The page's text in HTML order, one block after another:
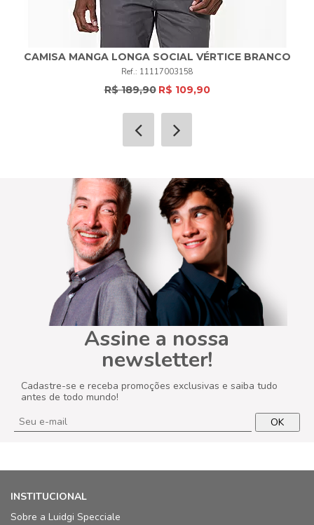
CAMISA MANGA LONGA SOCIAL VÉRTICE BRANCO
11117003158
R$ 189,90 R$ 109,90
Assine a nossa
newsletter!
Cadastre-se e receba promoções exclusivas e saiba tudo
antes de todo mundo!
OK
INSTITUCIONAL
Sobre a Luidgi Specciale